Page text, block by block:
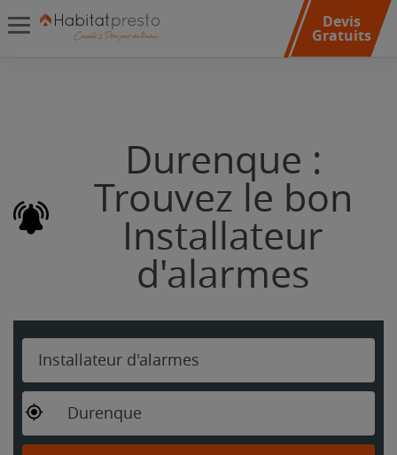
Devis
Gratuits
Durenque :
Trouvez le bon
Installateur
d'alarmes
Installateur d'alarmes
Durenque